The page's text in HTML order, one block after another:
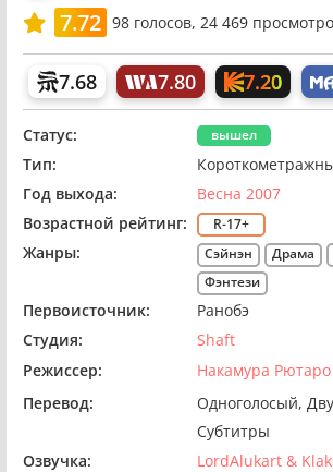
7.72 98голосов, 24 469
7.68 7.80 7.20
Статус: вышел
Тип:
Год выхода:
Весна 2007
Возрастной рейтинг:
R-17+
Жанры: Сэйнэн Драма
Фэнтези
Первоисточник:
Ранобэ
Студия:
Shaft
Режиссер:
Накамура Рютаро
Перевод:
Одноголосый
Субтитры
Озвучка:
LordAlukart &